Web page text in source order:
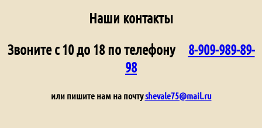
Наши контакты
Звоните с 10 до 18 по телефону
8-909-989-89-
98
или пишите нам на почтуshevale75@mail.ru